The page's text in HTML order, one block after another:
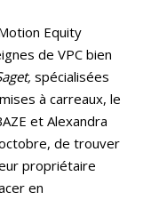
Equity
de VPC bien
spécialisées
à carreaux, le
et Alexandra
de trouver
propriétaire
en